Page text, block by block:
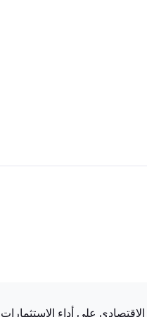
الاقتصادي على أداء